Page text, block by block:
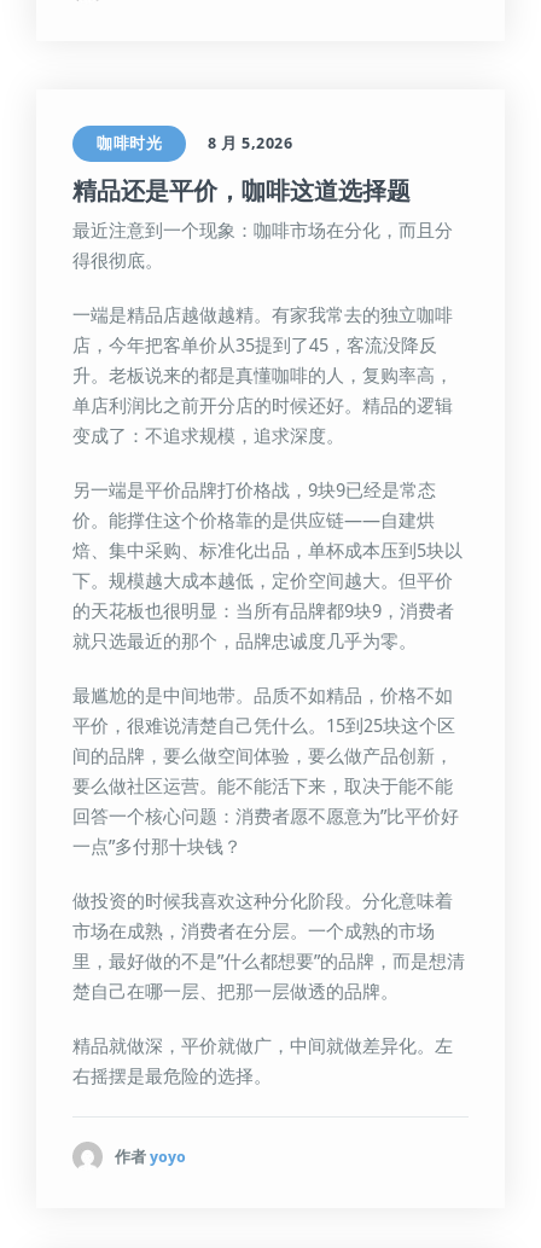
咖啡时光 8 月 5,2026
精品还是平价，咖啡这道选择题
最近注意到一个现象：咖啡市场在分化，而且分
得很彻底。
一端是精品店越做越精。有家我常去的独立咖啡
店，今年把客单价从35提到了45，客流没降反
升。老板说来的都是真懂咖啡的人，复购率高，
单店利润比之前开分店的时候还好。精品的逻辑
变成了：不追求规模，追求深度。
另一端是平价品牌打价格战，9块9已经是常态
价。能撑住这个价格靠的是供应链——自建烘
焙、集中采购、标准化出品，单杯成本压到5块以
下。规模越大成本越低，定价空间越大。但平价
的天花板也很明显：当所有品牌都9块9，消费者
就只选最近的那个，品牌忠诚度几乎为零。
最尴尬的是中间地带。品质不如精品，价格不如
平价，很难说清楚自己凭什么。15到25块这个区
间的品牌，要么做空间体验，要么做产品创新，
要么做社区运营。能不能活下来，取决于能不能
回答一个核心问题：消费者愿不愿意为”比平价好
一点”多付那十块钱？
做投资的时候我喜欢这种分化阶段。分化意味着
市场在成熟，消费者在分层。一个成熟的市场
里，最好做的不是”什么都想要”的品牌，而是想清
楚自己在哪一层、把那一层做透的品牌。
精品就做深，平价就做广，中间就做差异化。左
右摇摆是最危险的选择。
作者 yoyo